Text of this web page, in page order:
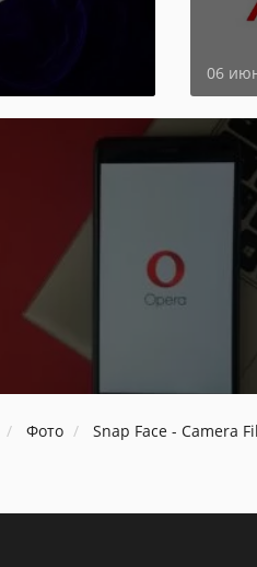
06
Фото Snap Face - Camera